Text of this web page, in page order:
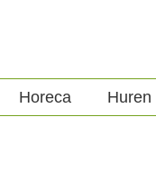
Horeca Huren